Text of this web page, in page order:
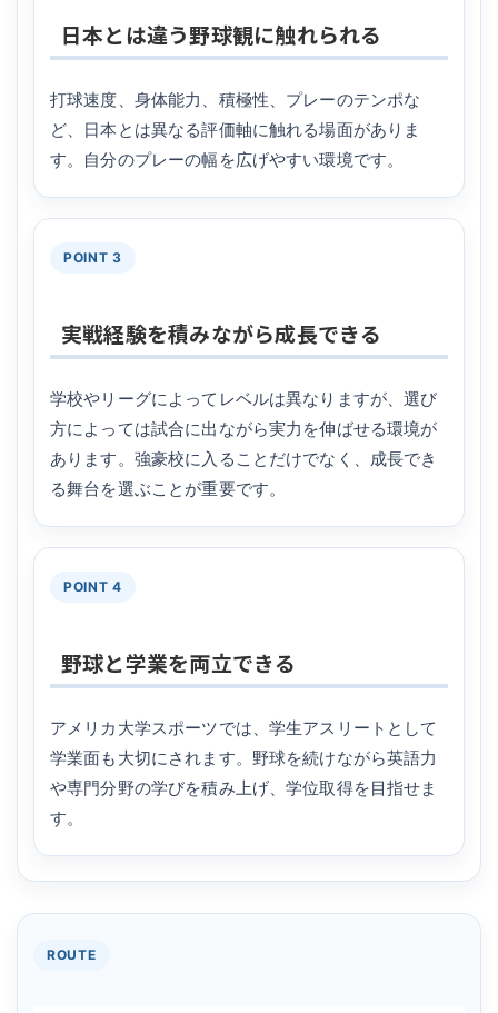
日本とは違う野球観に触れられる
打球速度、身体能力、積極性、プレーのテンポな
ど、日本とは異なる評価軸に触れる場面がありま
す。自分のプレーの幅を広げやすい環境です。
POINT 3
実戦経験を積みながら成長できる
学校やリーグによってレベルは異なりますが、選び
方によっては試合に出ながら実力を伸ばせる環境が
あります。強豪校に入ることだけでなく、成長でき
る舞台を選ぶことが重要です。
POINT 4
野球と学業を両立できる
アメリカ大学スポーツでは、学生アスリートとして
学業面も大切にされます。野球を続けながら英語力
や専門分野の学びを積み上げ、学位取得を目指せま
す。
ROUTE